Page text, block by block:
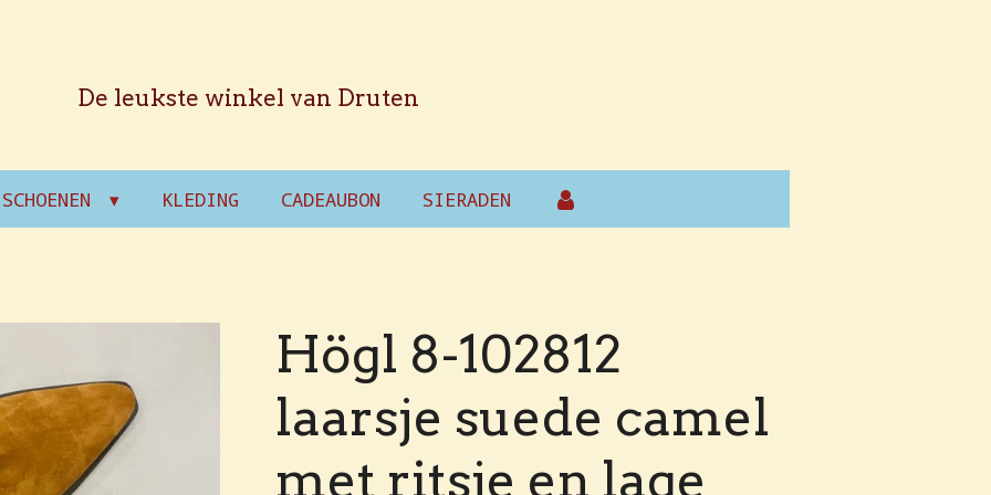
De leukste winkel van Druten
SCHOENEN KLEDING CADEAUBON SIERADEN
Högl 8-102812
laarsje suede camel
met ritsje en lage